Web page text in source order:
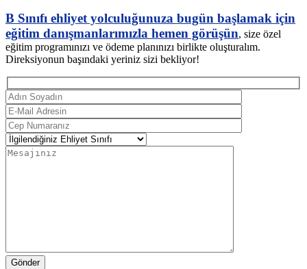
B Sınıfı ehliyet yolculuğunuza bugün başlamak için
eğitim danışmanlarımızla hemen görüşün, size özel
eğitim programınızı ve ödeme planınızı birlikte oluşturalım.
Direksiyonun başındaki yeriniz sizi bekliyor!
Gönder